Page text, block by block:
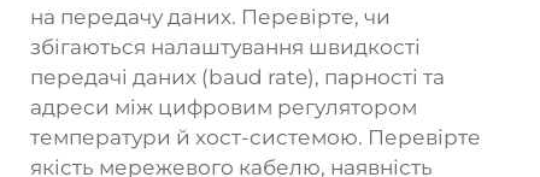
на передачу даних. Перевірте, чи
збігаються налаштування швидкості
передачі даних (baud rate), парності та
адреси між цифровим регулятором
температури й хост-системою. Перевірте
якість мережевого кабелю, наявність